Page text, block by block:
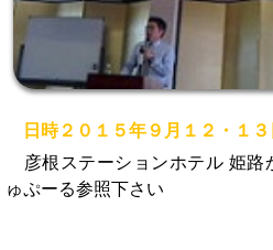
日時２０１５年９月１２・１３
彦根ステーションホテル 姫路
ゅぷーる参照下さい